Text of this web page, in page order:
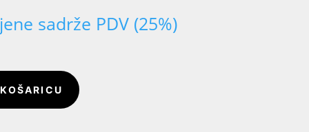
sadrže PDV (25%)